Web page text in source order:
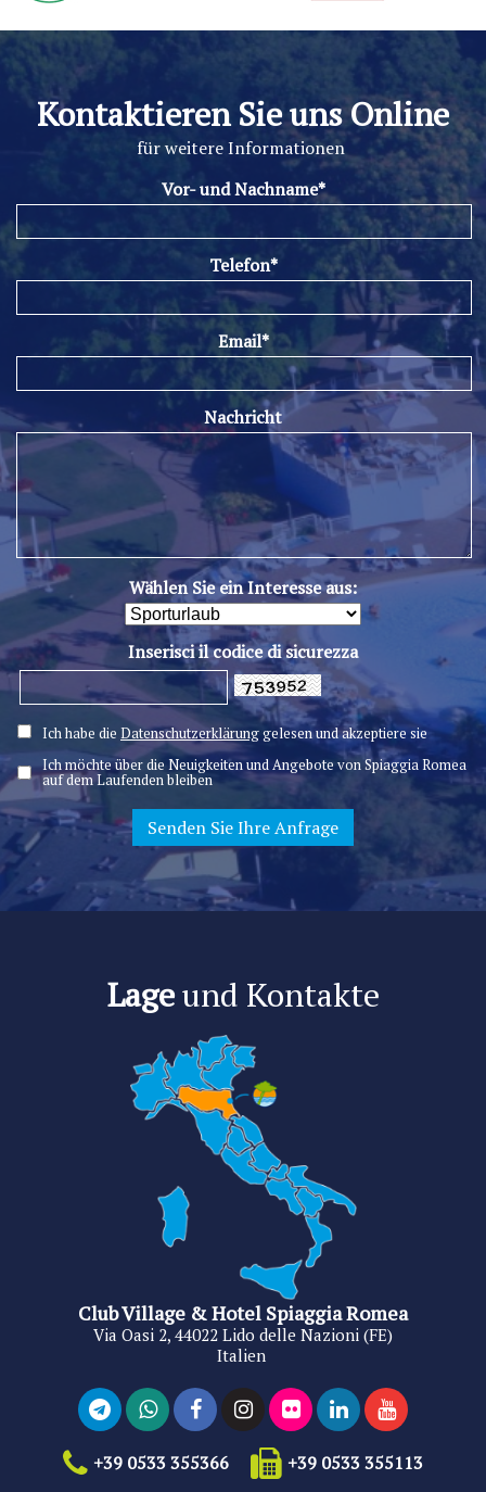
Kontaktieren Sie uns Online
für weitere Informationen
Vor- und Nachname*
Telefon*
Email*
Nachricht
Wählen Sie ein Interesse aus:
Inserisci il codice di sicurezza
Ich habe die Datenschutzerklärunggelesen und akzeptiere sie
Ich möchte über die Neuigkeiten und Angebote von Spiaggia Romea
auf dem Laufenden bleiben
Lageund Kontakte
Club Village & Hotel Spiaggia Romea
Via Oasi 2, 44022 Lido delle Nazioni (FE)
Italien
+39 0533 355366 +39 0533 355113